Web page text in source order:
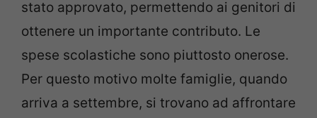
stato approvato, permettendo ai genitori di
ottenere un importante contributo. Le
spese scolastiche sono piuttosto onerose.
Per questo motivo molte famiglie, quando
arriva a settembre, si trovano ad affrontare